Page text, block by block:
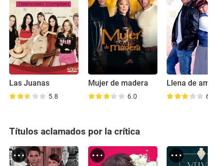
Las Juanas
5.8
Mujer de madera
6.0
Llena de amor
6.3
Títulos aclamados por la crítica